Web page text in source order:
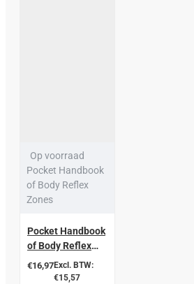
Op voorraad
Pocket Handbook
of Body Reflex
Zones
Pocket Handbook
of Body Reflex
Zones Illustrated in
€16,97Excl. BTW:
€15,57